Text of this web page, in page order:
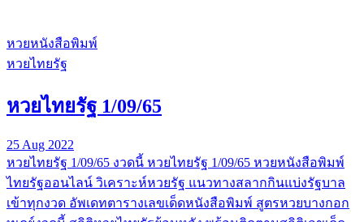
หวยหนังสือพิมพ์
หวยไทยรัฐ
หวยไทยรัฐ 1/09/65
25 Aug 2022
หวยไทยรัฐ 1/09/65 งวดนี้ หวยไทยรัฐ 1/09/65 หวยหนังสือพิมพ์
ไทยรัฐออนไลน์ วิเคราะห์หวยรัฐ แนวทางสลากกินแบ่งรัฐบาล
เข้าทุกงวด อัพเดทตารางเลขเด็ดหนังสือพิมพ์ สูตรหวยบางกอก